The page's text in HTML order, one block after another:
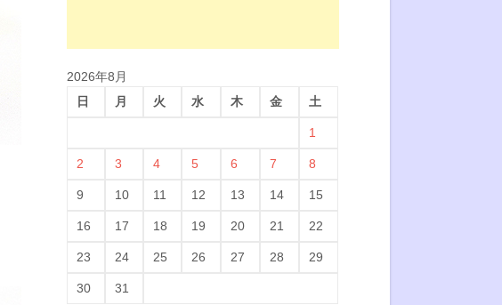
2026年8月
日
月 火 水 木 金 土
1
2 3 4 5 6 7 8
9 10 11 12 13 14 15
16 17 18 19 20 21 22
23 24 25 26 27 28 29
30 31